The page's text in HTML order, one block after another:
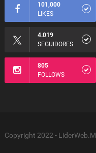
101,000
LIKES
4.019
SEGUIDORES
805
FOLLOWS
Copyright 2022 -